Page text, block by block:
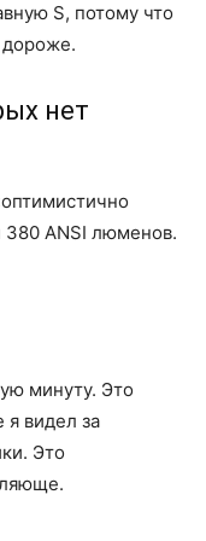
S, потому что
дороже.
нет
380 ANSI люменов.
минуту. Это
я видел за
Это